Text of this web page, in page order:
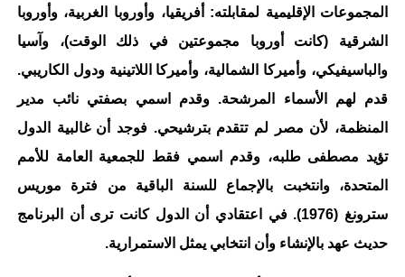
المجموعات الإقليمية لمقابلته: أفريقيا، وأوروبا الغربية، وأوروبا
الشرقية (كانت أوروبا مجموعتين في ذلك الوقت)، وآسيا
والباسيفيكي، وأميركا الشمالية، وأميركا اللاتينية ودول الكاريبي.
قدم لهم الأسماء المرشحة. وقدم اسمي بصفتي نائب مدير
المنظمة، لأن مصر لم تتقدم بترشيحي. فوجد أن غالبية الدول
تؤيد مصطفى طلبه، وقدم اسمي فقط للجمعية العامة للأمم
المتحدة، وانتخبت بالإجماع للسنة الباقية من فترة موريس
سترونغ (1976). في اعتقادي أن الدول كانت ترى أن البرنامج
حديث عهد بالإنشاء وأن انتخابي يمثل الاستمرارية.